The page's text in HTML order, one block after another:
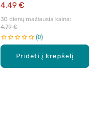
Pridėti į krepšelį
4,49 €
30 dienų mažiausia kaina:
4,79 €
0